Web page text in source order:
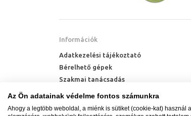
Információk
Adatkezelési tájékoztató
Bérelhető gépek
Szakmai tanácsadás
Technik Cool Pro hőszivattyú tájékoztató
Az Ön adatainak védelme fontos számunkra
Ahogy a legtöbb weboldal, a miénk is sütiket (cookie-kat)